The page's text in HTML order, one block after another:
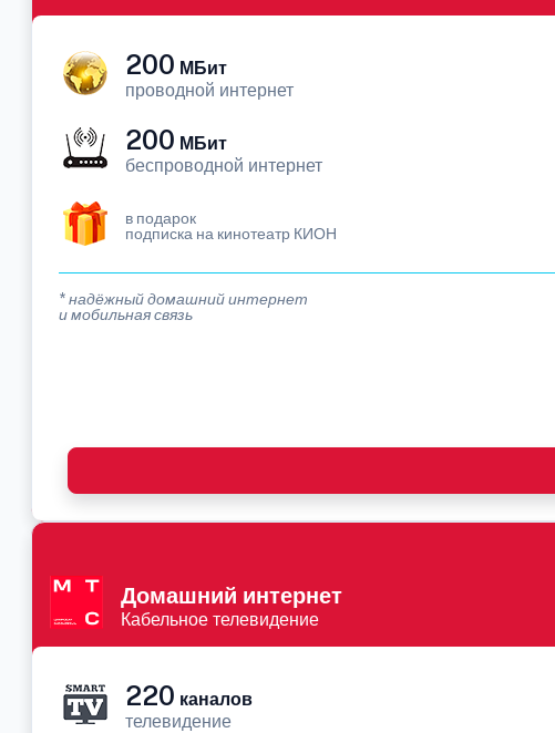
200 МБит
проводной интернет
200 МБит
беспроводной интернет
в подарок
подписка на кинотеатр КИОН
* надёжный домашний интернет
и мобильная связь
Домашний интернет
Кабельное телевидение
220 каналов
телевидение